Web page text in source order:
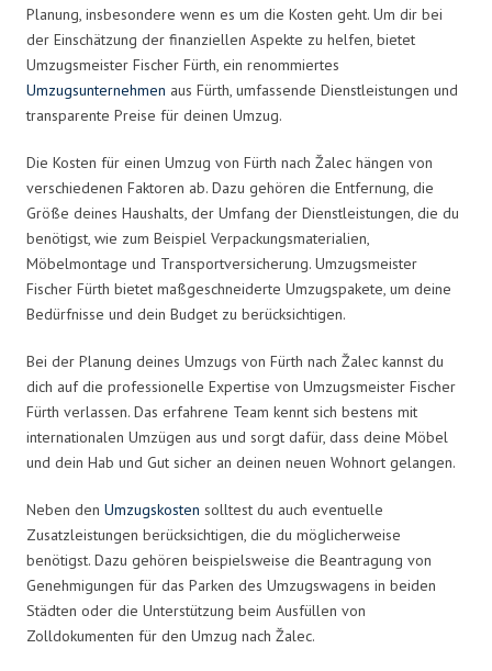
Planung, insbesondere wenn es um die Kosten geht. Um dir bei
der Einschätzung der finanziellen Aspekte zu helfen, bietet
Umzugsmeister Fischer Fürth, ein renommiertes
Umzugsunternehmen aus Fürth, umfassende Dienstleistungen und
transparente Preise für deinen Umzug.
Die Kosten für einen Umzug von Fürth nach Žalec hängen von
verschiedenen Faktoren ab. Dazu gehören die Entfernung, die
Größe deines Haushalts, der Umfang der Dienstleistungen, die du
benötigst, wie zum Beispiel Verpackungsmaterialien,
Möbelmontage und Transportversicherung. Umzugsmeister
Fischer Fürth bietet maßgeschneiderte Umzugspakete, um deine
Bedürfnisse und dein Budget zu berücksichtigen.
Bei der Planung deines Umzugs von Fürth nach Žalec kannst du
dich auf die professionelle Expertise von Umzugsmeister Fischer
Fürth verlassen. Das erfahrene Team kennt sich bestens mit
internationalen Umzügen aus und sorgt dafür, dass deine Möbel
und dein Hab und Gut sicher an deinen neuen Wohnort gelangen.
Neben den Umzugskosten solltest du auch eventuelle
Zusatzleistungen berücksichtigen, die du möglicherweise
benötigst. Dazu gehören beispielsweise die Beantragung von
Genehmigungen für das Parken des Umzugswagens in beiden
Städten oder die Unterstützung beim Ausfüllen von
Zolldokumenten für den Umzug nach Žalec.